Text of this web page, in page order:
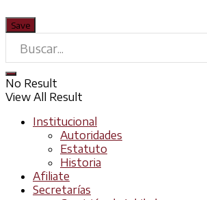
No Result
View All Result
Institucional
Autoridades
Estatuto
Historia
Afiliate
Secretarías